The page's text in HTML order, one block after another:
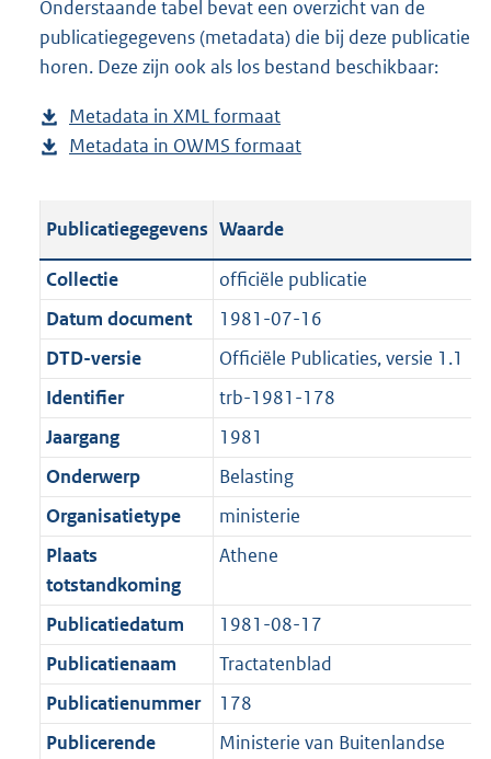
o
a
d
u
b
i
a
t
i
e
i
f
o
r
m
a
t
n
d
s
r
o
t
e
2
,
1
b
l
o
a
p
u
l
c
a
t
i
e
n
f
o
m
a
a
t
a
n
d
g
r
o
t
e
:
0
K
Onderstaande tabel bevat een overzicht van de
publicatiegegevens (metadata) die bij deze publicatie
horen. Deze zijn ook als los bestand beschikbaar:
Metadata in XML formaat
e
a
n
d
s
g
r
o
t
t
e
K
b
Metadata in OWMS formaat
a
n
d
s
g
r
t
t
2
K
b
Publicatiegegevens Waarde
Collectie
officiële publicatie
Datum document
1981-07-16
DTD-versie
Officiële Publicaties, versie 1.1
Identifier
trb-1981-178
Jaargang
1981
Onderwerp
Belasting
Organisatietype
ministerie
Plaats
totstandkoming
Athene
Publicatiedatum
1981-08-17
Publicatienaam
Tractatenblad
Publicatienummer
178
Publicerende
Ministerie van Buitenlandse